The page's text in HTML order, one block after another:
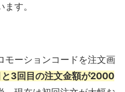
す。
モーションコードを注文画
と3回目の注文金額が2000